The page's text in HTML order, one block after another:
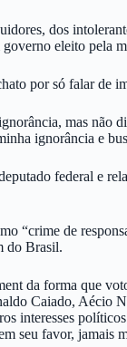
dos
eleito pela
por só falar de
mas não
ignorância e
federal e
“crime de
do Brasil.
da forma que
Caiado, Aécio
interesses
seu favor, jamais